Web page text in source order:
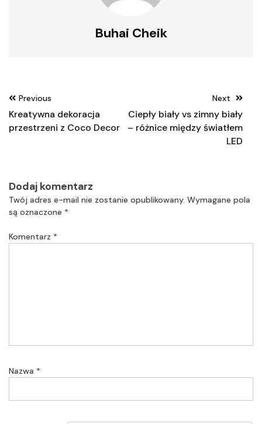
Buhai Cheik
Nawigacja
wpisu
Previous
Kreatywna dekoracja
przestrzeni z Coco Decor
Next
Ciepły biały vs zimny biały
– różnice między światłem
LED
Dodaj komentarz
Twój adres e-mail nie zostanie opublikowany. Wymagane pola
są oznaczone *
Komentarz *
Nazwa *